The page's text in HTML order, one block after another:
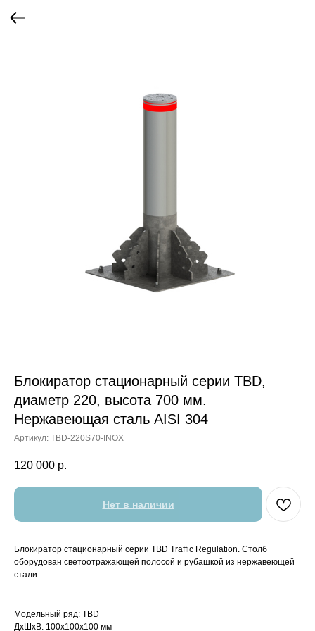
Блокиратор стационарный серии TBD,
диаметр 220, высота 700 мм.
Нержавеющая сталь AISI 304
Артикул: TBD-220S70-INOX
120 000 р.
Нет в наличии
Блокиратор стационарный серии TBD Traffic Regulation. Столб
оборудован светоотражающей полосой и рубашкой из нержавеющей
стали.
Модельный ряд: TBD
ДxШxВ: 100x100x100 мм